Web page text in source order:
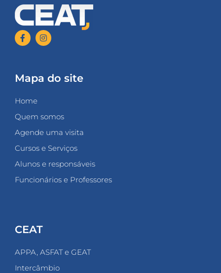
Mapa do site
Home
Quem somos
Agende uma visita
Cursos e Serviços
Alunos e responsáveis
Funcionários e Professores
CEAT
APPA, ASFAT e GEAT
Intercâmbio